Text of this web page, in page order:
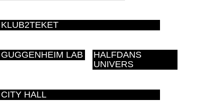
KLUB2TEKET
GUGGENHEIM LAB
HALFDANS
UNIVERS
CITY HALL